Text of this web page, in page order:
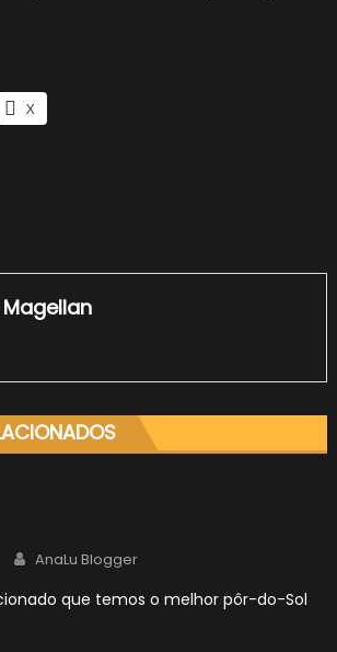
X
Author
AnaLu Blogger
que temos o melhor pôr-do-Sol